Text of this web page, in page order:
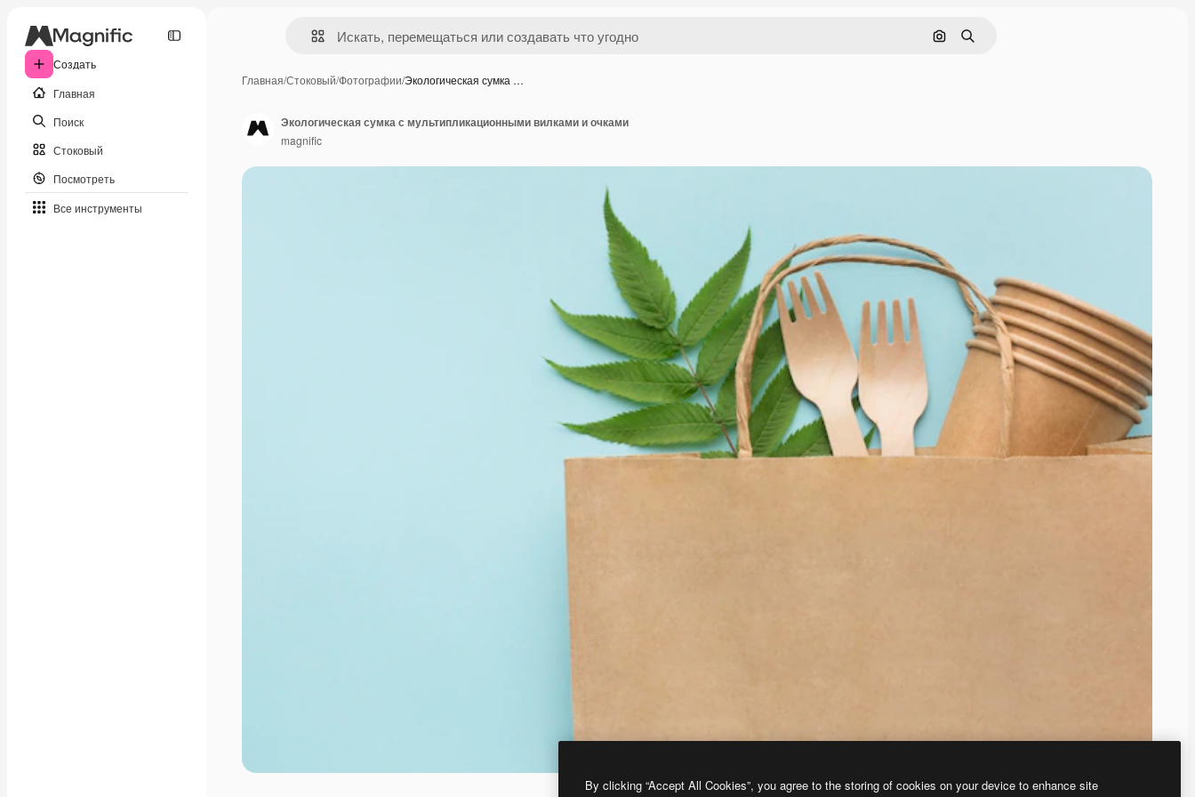
Создать
Главная
Поиск
Стоковый
Посмотреть
Все инструменты
Поиск по изображению
Поиск
Главная/Стоковый/Фотографии/Экологическая сумка …
Экологическая сумка с мультипликационными вилками и очками
magnific
By clicking “Accept All Cookies”, you agree to the storing of cookies on your device to enhance site